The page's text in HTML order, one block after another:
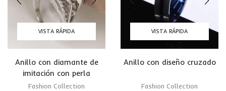
VISTA RÁPIDA
Anillo con diamante de
imitación con perla
artificial
Fashion Collection
VISTA RÁPIDA
Anillo con diseño cruzado
Fashion Collection